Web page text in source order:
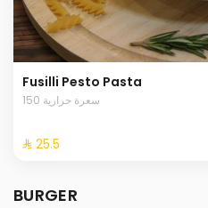
Fusilli Pesto Pasta
150 سعرة حرارية
⁨⁦‪‬ 25.5⁩
BURGER